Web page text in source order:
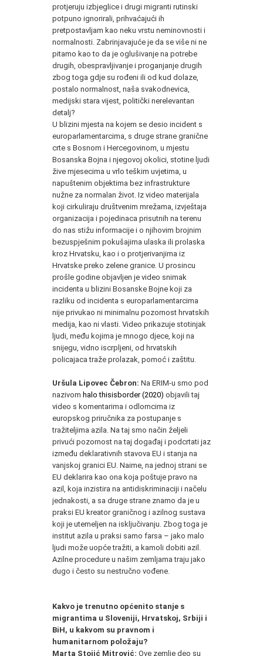
protjeruju izbjeglice i drugi migranti rutinski
potpuno ignorirali, prihvaćajući ih
pretpostavljam kao neku vrstu neminovnosti i
normalnosti. Zabrinjavajuće je da se više ni ne
pitamo kao to da je oglušivanje na potrebe
drugih, obespravljivanje i proganjanje drugih
zbog toga gdje su rođeni ili od kud dolaze,
postalo normalnost, naša svakodnevica,
medijski stara vijest, politički nerelevantan
detalj?
U blizini mjesta na kojem se desio incident s
europarlamentarcima, s druge strane granične
crte s Bosnom i Hercegovinom, u mjestu
Bosanska Bojna i njegovoj okolici, stotine ljudi
žive mjesecima u vrlo teškim uvjetima, u
napuštenim objektima bez infrastrukture
nužne za normalan život. Iz video materijala
koji cirkuliraju društvenim mrežama, izvještaja
organizacija i pojedinaca prisutnih na terenu
do nas stižu informacije i o njihovim brojnim
bezuspješnim pokušajima ulaska ili prolaska
kroz Hrvatsku, kao i o protjerivanjima iz
Hrvatske preko zelene granice. U prosincu
prošle godine objavljen je video snimak
incidenta u blizini Bosanske Bojne koji za
razliku od incidenta s europarlamentarcima
nije privukao ni minimalnu pozornost hrvatskih
medija, kao ni vlasti. Video prikazuje stotinjak
ljudi, među kojima je mnogo djece, koji na
snijegu, vidno iscrpljeni, od hrvatskih
policajaca traže prolazak, pomoć i zaštitu.
Uršula Lipovec Čebron: Na ERIM-u smo pod
nazivom halo thisisborder (2020) objavili taj
video s komentarima i odlomcima iz
europskog priručnika za postupanje s
tražiteljima azila. Na taj smo način željeli
privući pozornost na taj događaj i podcrtati jaz
između deklarativnih stavova EU i stanja na
vanjskoj granici EU. Naime, na jednoj strani se
EU deklarira kao ona koja poštuje pravo na
azil, koja inzistira na antidiskriminaciji i načelu
jednakosti, a sa druge strane znamo da je u
praksi EU kreator graničnog i azilnog sustava
koji je utemeljen na isključivanju. Zbog toga je
institut azila u praksi samo farsa – jako malo
ljudi može uopće tražiti, a kamoli dobiti azil.
Azilne procedure u našim zemljama traju jako
dugo i često su nestručno vođene.
Kakvo je trenutno općenito stanje s
migrantima u Sloveniji, Hrvatskoj, Srbiji i
BiH, u kakvom su pravnom i
humanitarnom položaju?
Marta Stojić Mitrović: Ove zemlje deo su